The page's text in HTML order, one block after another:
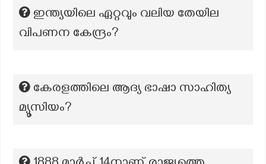
ഇന്ത്യയിലെ ഏറ്റവും വലിയ തേയില
വിപണന കേന്ദ്രം?
കേരളത്തിലെ ആദ്യ ഭാഷാ സാഹിത്യ
മ്യൂസിയം?